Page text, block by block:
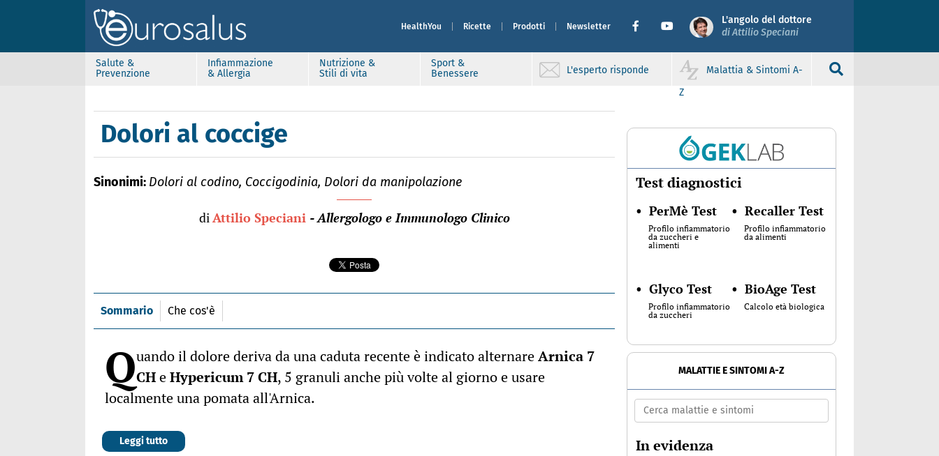
HealthYou Ricette Prodotti Newsletter
L'angolo del dottore
di Attilio Speciani
Salute &
Prevenzione
Infiammazione
& Allergia
Nutrizione &
Stili di vita
Sport &
Benessere
L'esperto risponde
Malattia & Sintomi A-
Z
Dolori al coccige
Sinonimi: Dolori al codino, Coccigodinia, Dolori da manipolazione
diAttilio Speciani - Allergologo e Immunologo Clinico
Sommario Che cos'è
Quando il dolore deriva da una caduta recente è indicato alternareArnica 7
CHeHypericum 7 CH, 5 granuli anche più volte al giorno e usare
localmente una pomata all'Arnica.
Leggi tutto
Test diagnostici
• PerMè Test
Profilo infiammatorio
da zuccheri e
alimenti
• Recaller Test
Profilo infiammatorio
da alimenti
• Glyco Test
Profilo infiammatorio
da zuccheri
• BioAge Test
Calcolo età biologica
MALATTIE E SINTOMI A-Z
In evidenza